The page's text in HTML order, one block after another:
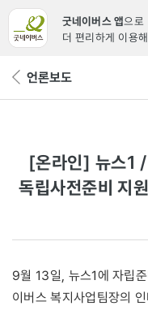
굿네이버스 앱으로
더 편리하게 이용
뒤 언론보도
[온라인] 뉴스1
독립사전준비
9월 13일, 뉴스1에 자립
이버스 복지사업팀장의